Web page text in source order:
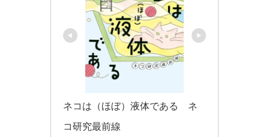
ネコは（ほぼ）液体である　ネ
コ研究最前線